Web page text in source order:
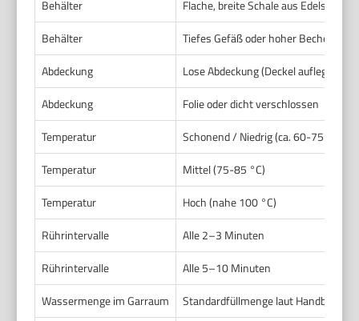
Behälter
Flache, breite Schale aus Edelstahl
Behälter
Tiefes Gefäß oder hoher Becher
Abdeckung
Lose Abdeckung (Deckel auflegen)
Abdeckung
Folie oder dicht verschlossen
Temperatur
Schonend / Niedrig (ca. 60-75 °C
Temperatur
Mittel (75-85 °C)
Temperatur
Hoch (nahe 100 °C)
Rührintervalle
Alle 2–3 Minuten
Rührintervalle
Alle 5–10 Minuten
Wassermenge im Garraum
Standardfüllmenge laut Handbuch